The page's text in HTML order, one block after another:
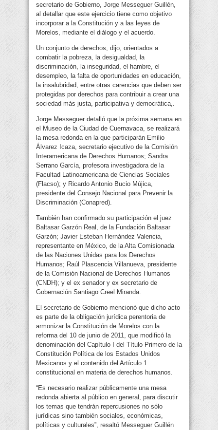
secretario de Gobierno, Jorge Messeguer Guillén,
al detallar que este ejercicio tiene como objetivo
incorporar a la Constitución y a las leyes de
Morelos, mediante el diálogo y el acuerdo.
Un conjunto de derechos, dijo, orientados a
combatir la pobreza, la desigualdad, la
discriminación, la inseguridad, el hambre, el
desempleo, la falta de oportunidades en educación,
la insalubridad, entre otras carencias que deben ser
protegidas por derechos para contribuir a crear una
sociedad más justa, participativa y democrática,.
Jorge Messeguer detalló que la próxima semana en
el Museo de la Ciudad de Cuernavaca, se realizará
la mesa redonda en la que participarán Emilio
Álvarez Icaza, secretario ejecutivo de la Comisión
Interamericana de Derechos Humanos; Sandra
Serrano García, profesora investigadora de la
Facultad Latinoamericana de Ciencias Sociales
(Flacso); y Ricardo Antonio Bucio Mújica,
presidente del Consejo Nacional para Prevenir la
Discriminación (Conapred).
También han confirmado su participación el juez
Baltasar Garzón Real, de la Fundación Baltasar
Garzón; Javier Esteban Hernández Valencia,
representante en México, de la Alta Comisionada
de las Naciones Unidas para los Derechos
Humanos; Raúl Plascencia Villanueva, presidente
de la Comisión Nacional de Derechos Humanos
(CNDH); y el ex senador y ex secretario de
Gobernación Santiago Creel Miranda.
El secretario de Gobierno mencionó que dicho acto
es parte de la obligación jurídica perentoria de
armonizar la Constitución de Morelos con la
reforma del 10 de junio de 2011, que modificó la
denominación del Capítulo I del Título Primero de la
Constitución Política de los Estados Unidos
Mexicanos y el contenido del Artículo 1
constitucional en materia de derechos humanos.
“Es necesario realizar públicamente una mesa
redonda abierta al público en general, para discutir
los temas que tendrán repercusiones no sólo
jurídicas sino también sociales, económicas,
políticas y culturales”, resaltó Messeguer Guillén